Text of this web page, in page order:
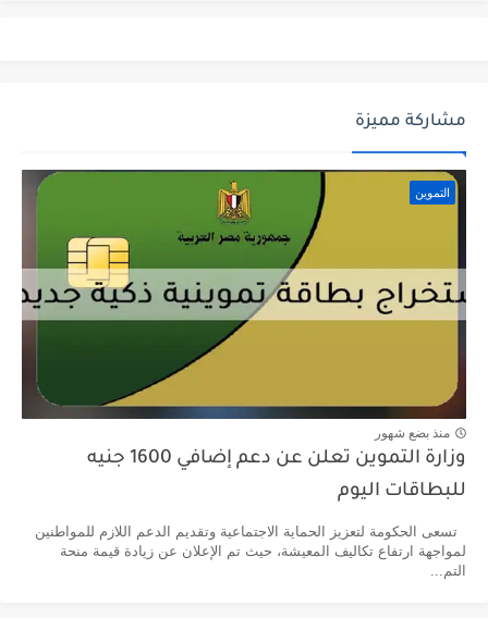
مشاركة مميزة
التموين
منذ بضع شهور
وزارة التموين تعلن عن دعم إضافي 1600 جنيه
للبطاقات اليوم
تسعى الحكومة لتعزيز الحماية الاجتماعية وتقديم الدعم اللازم للمواطنين
لمواجهة ارتفاع تكاليف المعيشة، حيث تم الإعلان عن زيادة قيمة منحة
التم...